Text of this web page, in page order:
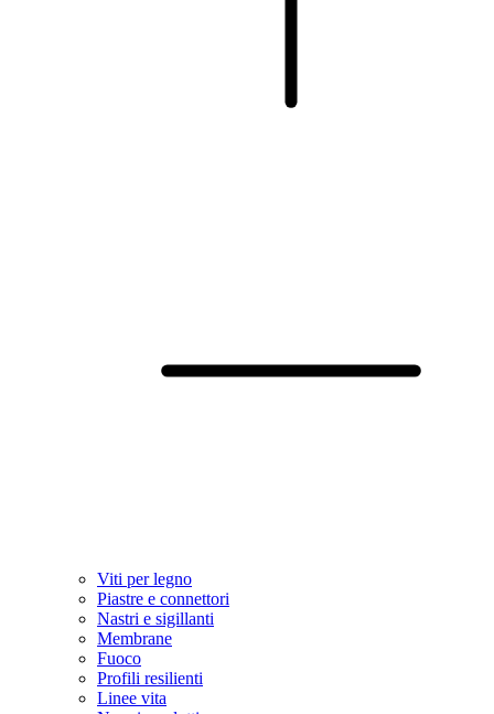
Viti per legno
Piastre e connettori
Nastri e sigillanti
Membrane
Fuoco
Profili resilienti
Linee vita